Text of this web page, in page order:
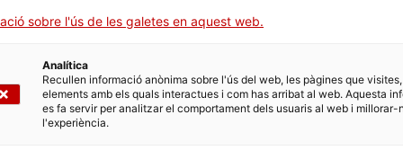
del mitjà audiovisual i va expandint-se des de
l'escultura, la performance, les publicacions textuals i
amb un punt d'ancoratge: la relació i l'espai entre
entre la memòria col·lectiva i l'arxiu compartit a la
conquerint l'imaginari d'un futur possible.
sobre l'ús de les galetes en aquest web.
Analítica
Recullen informació anònima sobre l'ús del web, les pàgines que
elements amb els quals interactues i com has arribat al web. Aquesta
es fa servir per analitzar el comportament dels usuaris al web i millorar-
l'experiència.